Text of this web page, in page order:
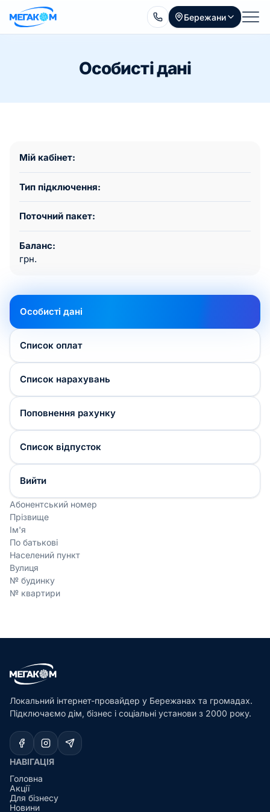
Бережани
Особисті дані
Мій кабінет:
Тип підключення:
Поточний пакет:
Баланс:
грн.
Особисті дані
Список оплат
Список нарахувань
Поповнення рахунку
Список відпусток
Вийти
Абонентський номер
Прізвище
Ім'я
По батькові
Населений пункт
Вулиця
№ будинку
№ квартири
Локальний інтернет-провайдер у Бережанах та громадах.
Підключаємо дім, бізнес і соціальні установи з 2000 року.
НАВІГАЦІЯ
Головна
Акції
Для бізнесу
Новини